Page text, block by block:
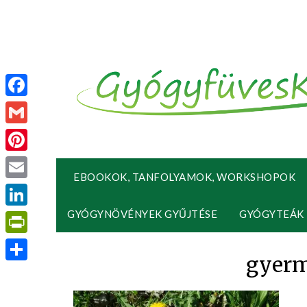
EBOOKOK, TANFOLYAMOK, WORKSHOPOK
GYÓGYNÖVÉNYEK GYŰJTÉSE GYÓGYTEÁK
Facebook
Gmail
Pinterest
Email
LinkedIn
PrintFriendly